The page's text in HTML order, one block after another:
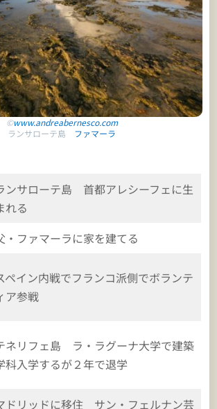
©www.andreabernesco.com
ランサローテ島 ファマーラ
ンサローテ島 首都アレシーフェに生
れる
・ファマーラに家を建てる
ペイン内戦でフランコ派側でボランテ
ア参戦
ネリフェ島 ラ・ラグーナ大学で建築
科入学するが２年で退学
ドリッドに移住 サン・フェルナン芸